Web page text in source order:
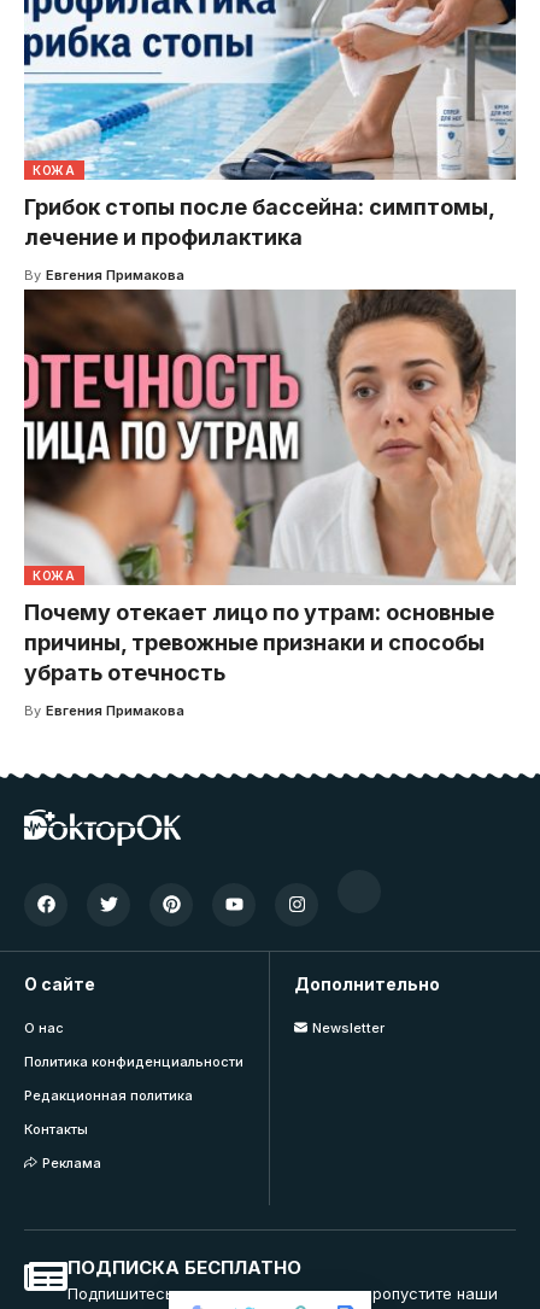
КОЖА
Грибок стопы после бассейна: симптомы,
лечение и профилактика
By Евгения Примакова
КОЖА
Почему отекает лицо по утрам: основные
причины, тревожные признаки и способы
убрать отечность
By Евгения Примакова
О сайте
О нас
Политика конфиденциальности
Редакционная политика
Контакты
Реклама
Дополнительно
Newsletter
ПОДПИСКА БЕСПЛАТНО
Подпишитесь на нашу рассылку и не пропустите наши